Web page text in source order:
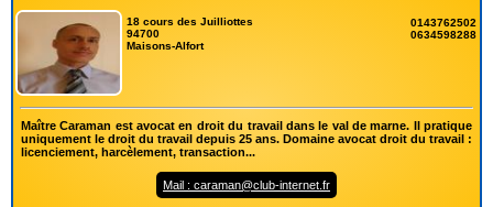
18 cours des Juilliottes
94700
Maisons-Alfort
0143762502
0634598288
Maître Caraman est avocat en droit du travail dans le val de marne. Il pratique
uniquement le droit du travail depuis 25 ans. Domaine avocat droit du travail :
licenciement, harcèlement, transaction...
Mail : caraman@club-internet.fr